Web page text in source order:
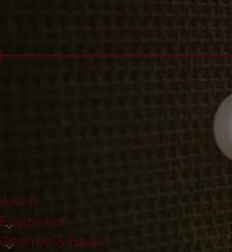
Archiv
Equipment
Gitarren & Bässe